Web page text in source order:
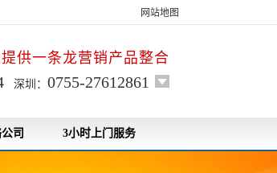
网站地图
供一条龙营销产品整合
深圳： 0755-27612861
司 3小时上门服务